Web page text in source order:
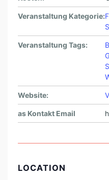
Veranstaltung Kategorie:
Veranstaltung Tags:
Website:
as Kontakt Email
LOCATION